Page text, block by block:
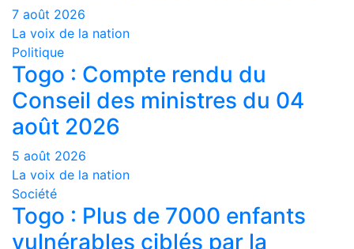
7 août 2026
La voix de la nation
Politique
Togo : Compte rendu du
Conseil des ministres du 04
août 2026
5 août 2026
La voix de la nation
Société
Togo : Plus de 7000 enfants
vulnérables ciblés par la